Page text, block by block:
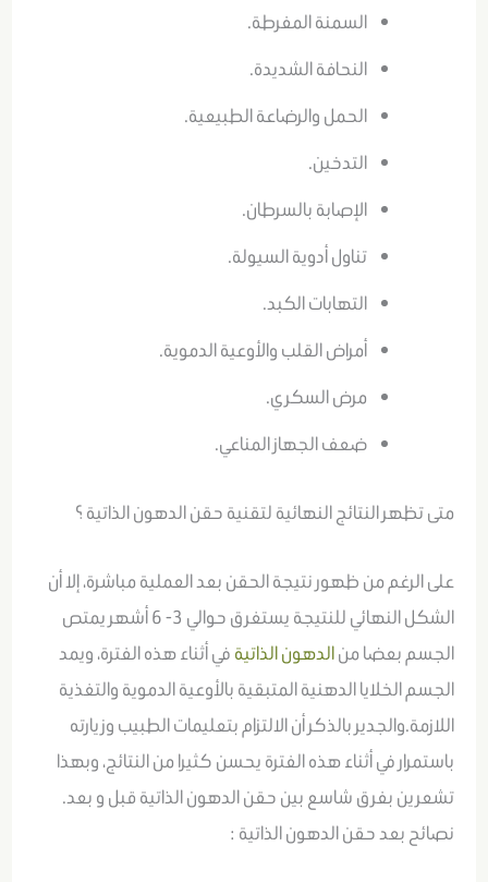
السمنة المفرطة.
النحافة الشديدة.
الحمل والرضاعة الطبيعية.
التدخين.
الإصابة بالسرطان.
تناول أدوية السيولة.
التهابات الكبد.
أمراض القلب والأوعية الدموية.
مرض السكري.
ضعف الجهاز المناعي.
متى تظهر النتائج النهائية لتقنية حقن الدهون الذاتية ؟
على الرغم من ظهور نتيجة الحقن بعد العملية مباشرة، إلا أن
الشكل النهائي للنتيجة يستغرق حوالي 3- 6 أشهر يمتص
الجسم بعضا منالدهون الذاتية في أثناء هذه الفترة، ويمد
الجسم الخلايا الدهنية المتبقية بالأوعية الدموية والتغذية
اللازمة.والجدير بالذكر أن الالتزام بتعليمات الطبيب وزيارته
باستمرار في أثناء هذه الفترة يحسن كثيرا من النتائج، وبهذا
تشعرين بفرق شاسع بين حقن الدهون الذاتية قبل و بعد.
نصائح بعد حقن الدهون الذاتية :